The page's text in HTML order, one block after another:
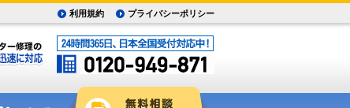
プライバシーポリシー
利用規約